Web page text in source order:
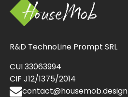
R&D TechnoLine Prompt SRL
CUI 33063994
CIF J12/1375/2014
contact@housemob.design